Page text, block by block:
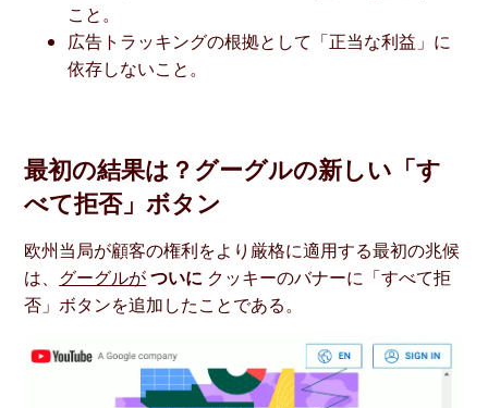
こと。
広告トラッキングの根拠として「正当な利益」に
依存しないこと。
最初の結果は？グーグルの新しい「す
べて拒否」ボタン
欧州当局が顧客の権利をより厳格に適用する最初の兆候
は、 グーグルがついに クッキーのバナーに「すべて拒
否」ボタンを追加したことである。